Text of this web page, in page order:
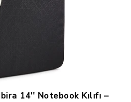
14'' Notebook Kılıfı –